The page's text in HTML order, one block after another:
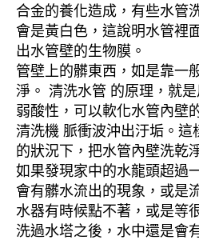
合金的養化造成，有些水管
會是黃白色，這說明水管裡
出水管壁的生物膜。
管壁上的髒東西，如是靠一
淨。 清洗水管 的原理，就
弱酸性，可以軟化水管內壁
清洗機 脈衝波沖出汙垢。這
的狀況下，把水管內壁洗乾
如果發現家中的水龍頭超過
會有髒水流出的現象，或是
水器有時候點不著，或是等
洗過水塔之後，水中還是會